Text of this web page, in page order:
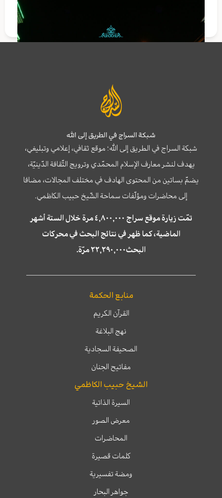
شبكة السراج في الطريق إلى الله
شبكة السراج في الطريق إلى الله؛ موقع ثقافي، إعلامي وتبليغي،
يهدف لنشر معارف الإسلام المحمّدي وترويج الثّقافة الدّينيّة،
يضمّ بساتين من المحتوى الهادف في مختلف المجالات، مضافا
إلى محاضرات ومؤلّفات سماحة الشّيخ حبيب الكاظمي.
تمّت زيارة موقع سراج ٤,٨٠٠,٠٠٠ مرة خلال الستة أشهر
الماضية، كما ظهر في نتائج البحث في محركات
البحث٢٢,٢٩٠,٠٠٠ مرّة.
منابع الحكمة
القرآن الكريم
نهج البلاغة
الصحيفة السجادية
مفاتيح الجنان
الشيخ حبيب الكاظمي
السيرة الذاتية
معرض الصور
المحاضرات
كلمات قصيرة
ومضة تفسيرية
جواهر البحار